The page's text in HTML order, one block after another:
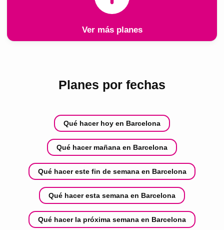
Ver más planes
Planes por fechas
Qué hacer hoy en Barcelona
Qué hacer mañana en Barcelona
Qué hacer este fin de semana en Barcelona
Qué hacer esta semana en Barcelona
Qué hacer la próxima semana en Barcelona